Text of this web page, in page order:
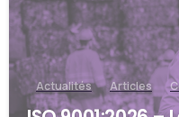
Actualités Articles